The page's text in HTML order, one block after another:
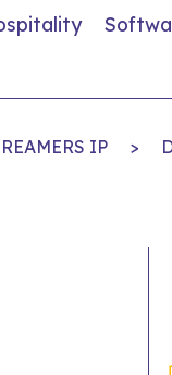
IP >